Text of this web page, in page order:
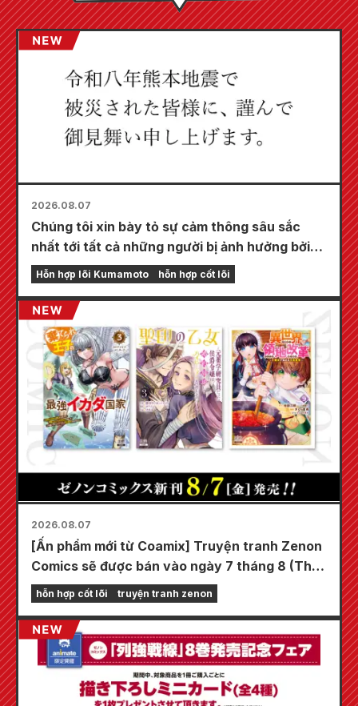
2026.08.07
Chúng tôi xin bày tỏ sự cảm thông sâu sắc
nhất tới tất cả những người bị ảnh hưởng bởi
trận động đất Kumamoto năm 2026.
Hỗn hợp lõi Kumamoto hỗn hợp cốt lõi
2026.08.07
[Ấn phẩm mới từ Coamix] Truyện tranh Zenon
Comics sẽ được bán vào ngày 7 tháng 8 (Thứ
Sáu)!
hỗn hợp cốt lõi truyện tranh zenon